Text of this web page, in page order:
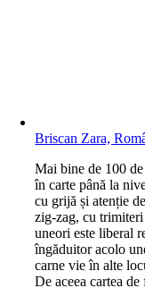
Briscan Zara,
Mai bine de 100
în carte până la
cu grijă și atenție
zig-zag, cu trimiteri
uneori este liberal
îngăduitor acolo
carne vie în alte
De aceea cartea